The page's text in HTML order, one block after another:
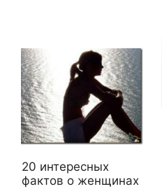
20 интересных
фактов о женщинах